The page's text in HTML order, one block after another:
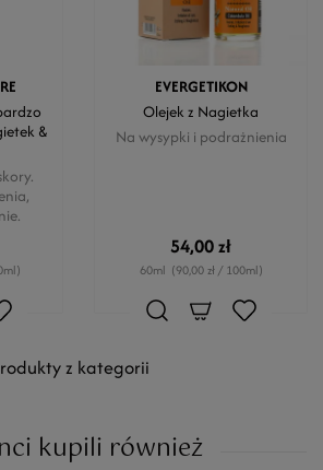
&
EVERGETIKON
Olejek z Nagietka
Na wysypki i podrażnienia
54,00 zł
60ml (90,00 zł / 100ml)
z kategorii
kupili również